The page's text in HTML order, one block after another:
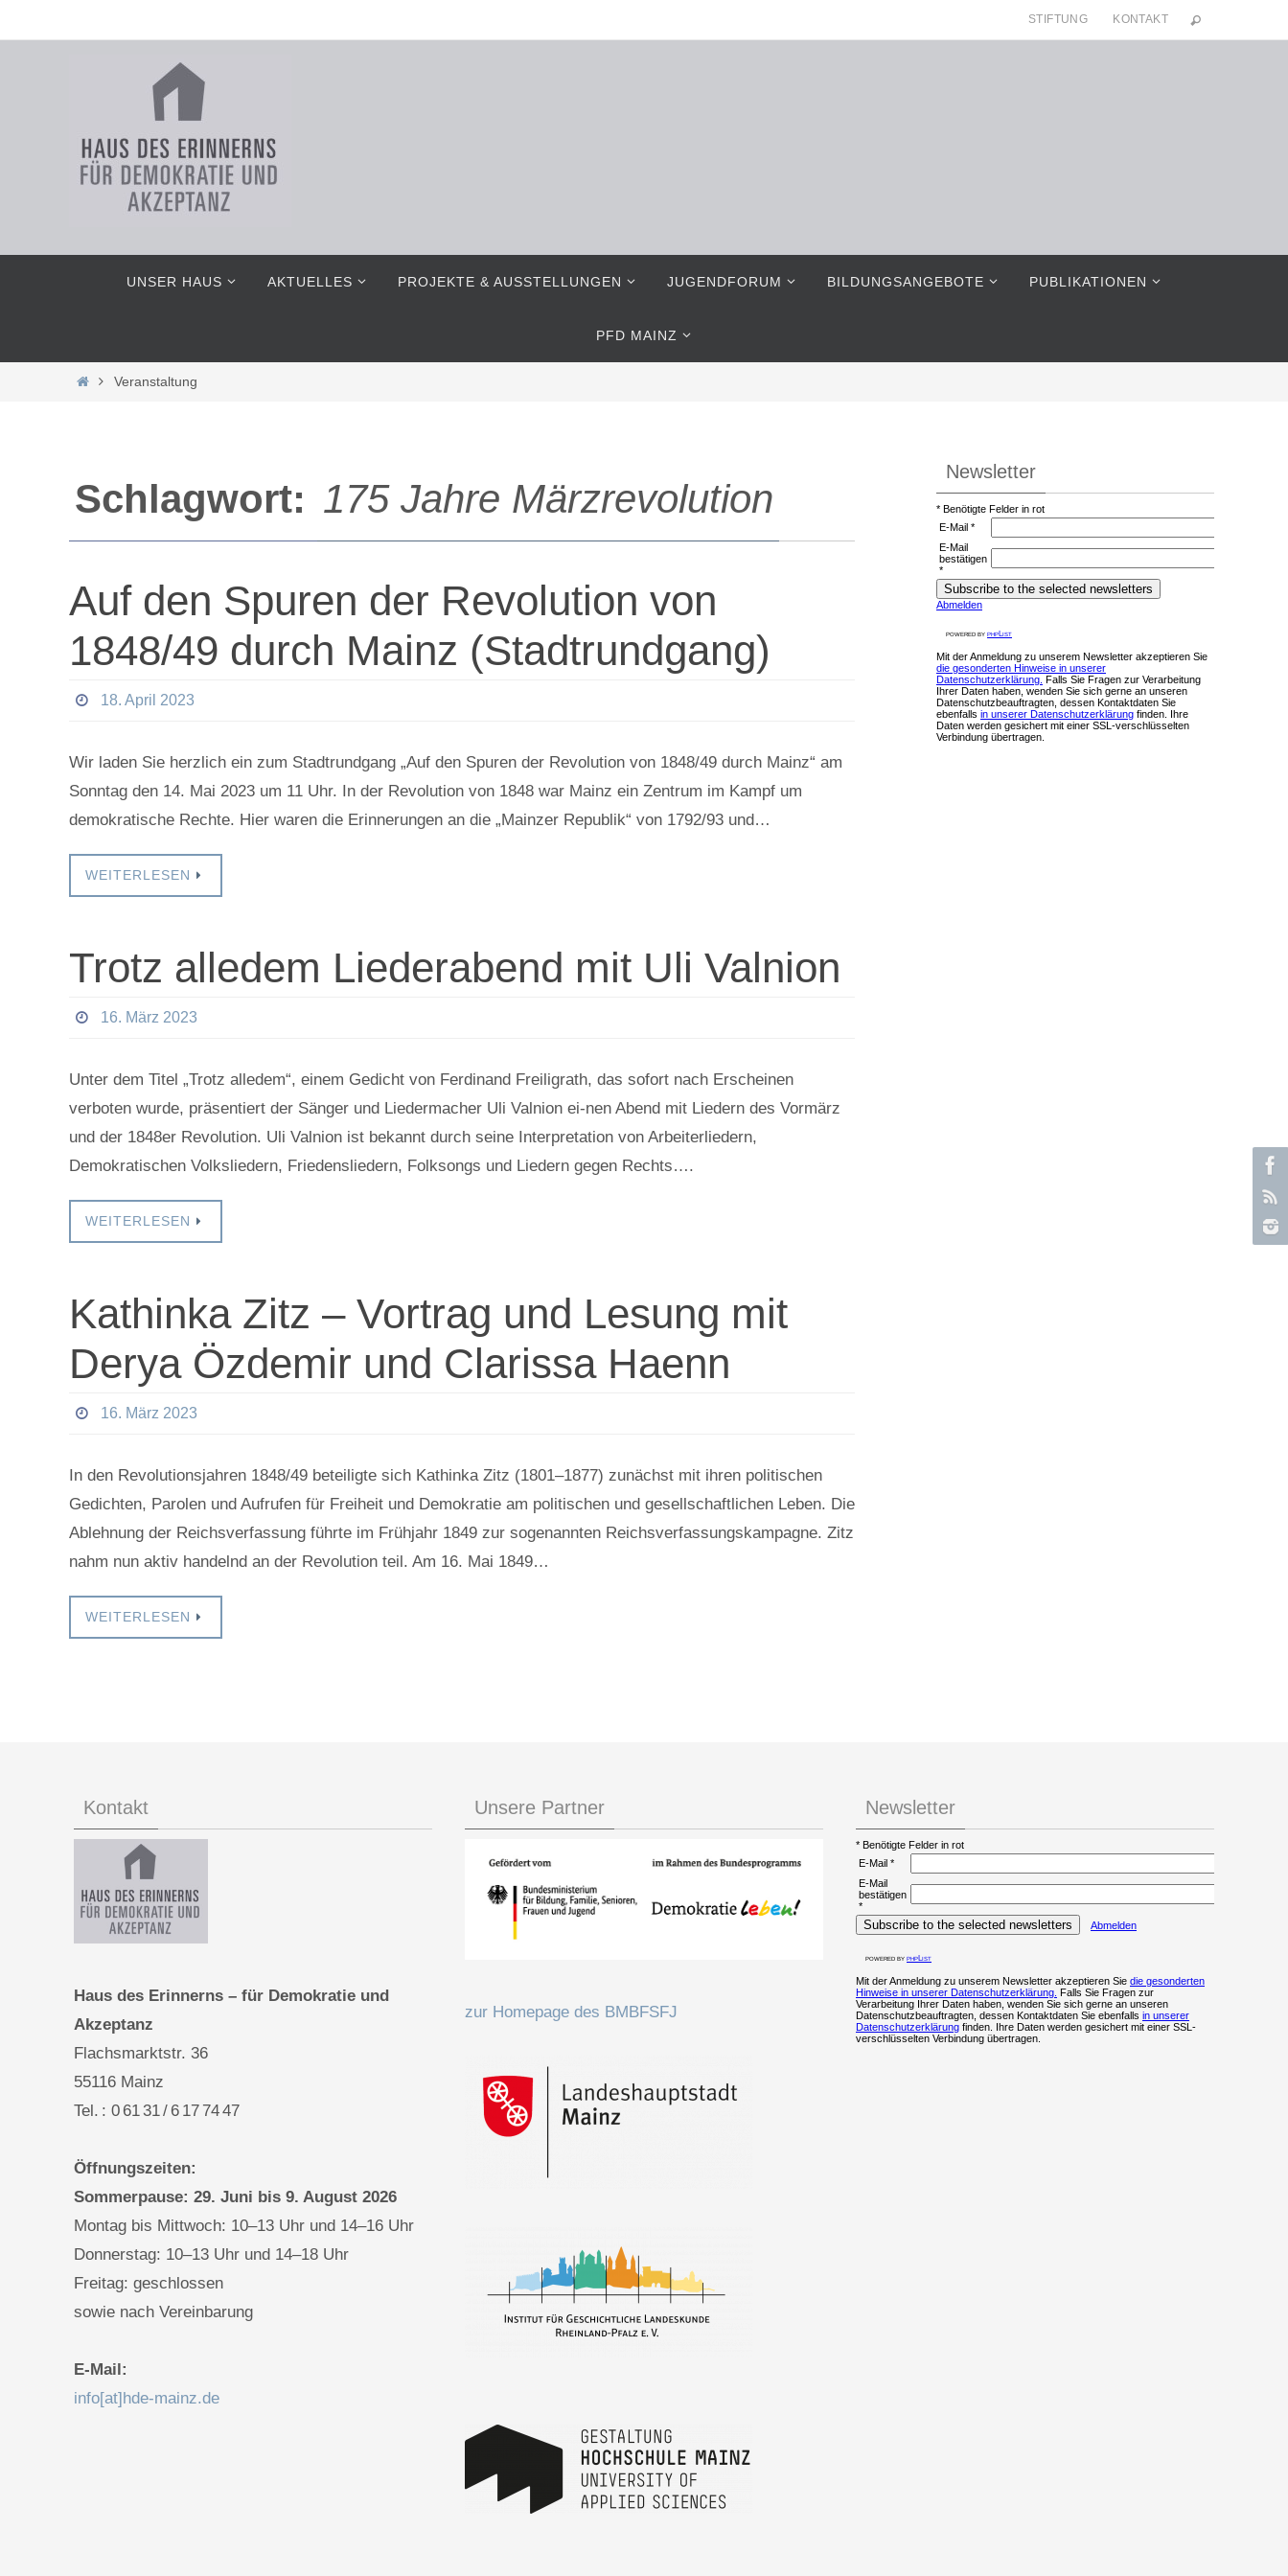
Inhalt
STIFTUNG KONTAKT
UNSER HAUS AKTUELLES PROJEKTE & AUSSTELLUNGEN JUGENDFORUM BILDUNGSANGEBOTE PUBLIKATIONEN
PFD MAINZ
HomeVeranstaltung
Schlagwort: 175 Jahre Märzrevolution
Auf den Spuren der Revolution von
1848/49 durch Mainz (Stadtrundgang)
18. April 2023
Wir laden Sie herzlich ein zum Stadtrundgang „Auf den Spuren der Revolution von 1848/49 durch Mainz“ am
Sonntag den 14. Mai 2023 um 11 Uhr. In der Revolution von 1848 war Mainz ein Zentrum im Kampf um
demokratische Rechte. Hier waren die Erinnerungen an die „Mainzer Republik“ von 1792/93 und…
WEITERLESEN
Trotz alledem Liederabend mit Uli Valnion
16. März 2023
Unter dem Titel „Trotz alledem“, einem Gedicht von Ferdinand Freiligrath, das sofort nach Erscheinen
verboten wurde, präsentiert der Sänger und Liedermacher Uli Valnion ei-nen Abend mit Liedern des Vormärz
und der 1848er Revolution. Uli Valnion ist bekannt durch seine Interpretation von Arbeiterliedern,
Demokratischen Volksliedern, Friedensliedern, Folksongs und Liedern gegen Rechts….
WEITERLESEN
Kathinka Zitz – Vortrag und Lesung mit
Derya Özdemir und Clarissa Haenn
16. März 2023
In den Revolutionsjahren 1848/49 beteiligte sich Kathinka Zitz (1801–1877) zunächst mit ihren politischen
Gedichten, Parolen und Aufrufen für Freiheit und Demokratie am politischen und gesellschaftlichen Leben. Die
Ablehnung der Reichsverfassung führte im Frühjahr 1849 zur sogenannten Reichsverfassungskampagne. Zitz
nahm nun aktiv handelnd an der Revolution teil. Am 16. Mai 1849…
WEITERLESEN
Newsletter
Kontakt
Haus des Erinnerns – für Demokratie und
Akzeptanz
Flachsmarktstr. 36
55116 Mainz
Tel. : 0 61 31 / 6 17 74 47
Öffnungszeiten:
Sommerpause: 29. Juni bis 9. August 2026
Montag bis Mittwoch: 10–13 Uhr und 14–16 Uhr
Donnerstag: 10–13 Uhr und 14–18 Uhr
Freitag: geschlossen
sowie nach Vereinbarung
E-Mail:
info[at]hde-mainz.de
Unsere Partner
zur Homepage des BMBFSFJ
Newsletter